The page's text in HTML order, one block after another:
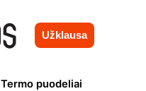
Užklausa
Termo puodeliai